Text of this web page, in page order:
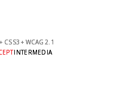
+ CSS3 + WCAG 2.1
INTERMEDIA